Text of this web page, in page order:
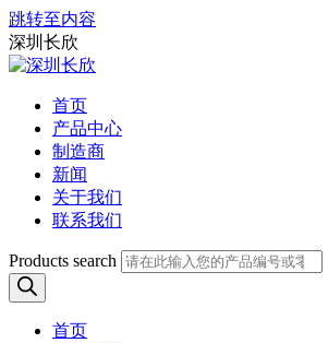
跳转至内容
深圳长欣
首页
产品中心
制造商
新闻
关于我们
联系我们
Products search
首页